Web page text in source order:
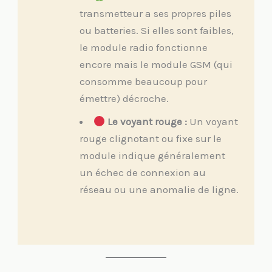
transmetteur a ses propres piles
ou batteries. Si elles sont faibles,
le module radio fonctionne
encore mais le module GSM (qui
consomme beaucoup pour
émettre) décroche.
Le voyant rouge : Un voyant
rouge clignotant ou fixe sur le
module indique généralement
un échec de connexion au
réseau ou une anomalie de ligne.